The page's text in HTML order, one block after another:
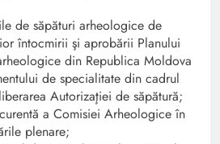
de săpături arheologice de
întocmirii şi aprobării Planului
din Republica Moldova
de specialitate din cadrul
Autorizaţiei de săpătură;
a Comisiei Arheologice în
plenare;